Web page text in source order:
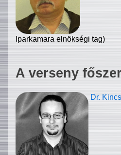
Iparkamara elnökségi tag)
A verseny
Dr.